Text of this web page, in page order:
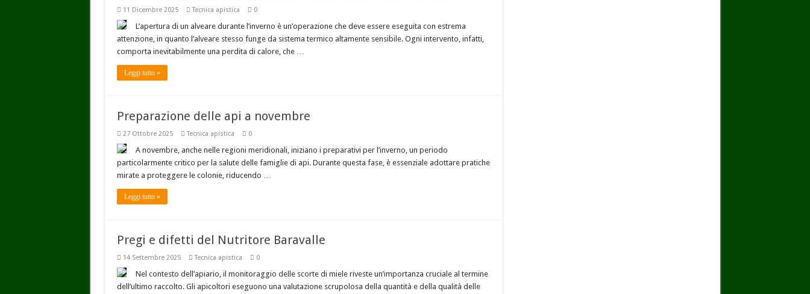
11 Dicembre 2025 Tecnica apistica 0
L’apertura di un alveare durante l’inverno è un’operazione che deve essere eseguita con estrema
attenzione, in quanto l’alveare stesso funge da sistema termico altamente sensibile. Ogni intervento, infatti,
comporta inevitabilmente una perdita di calore, che …
Leggi tutto »
Preparazione delle api a novembre
27 Ottobre 2025 Tecnica apistica 0
A novembre, anche nelle regioni meridionali, iniziano i preparativi per l’inverno, un periodo
particolarmente critico per la salute delle famiglie di api. Durante questa fase, è essenziale adottare pratiche
mirate a proteggere le colonie, riducendo …
Leggi tutto »
Pregi e difetti del Nutritore Baravalle
14 Settembre 2025 Tecnica apistica 0
Nel contesto dell’apiario, il monitoraggio delle scorte di miele riveste un’importanza cruciale al termine
dell’ultimo raccolto. Gli apicoltori eseguono una valutazione scrupolosa della quantità e della qualità delle